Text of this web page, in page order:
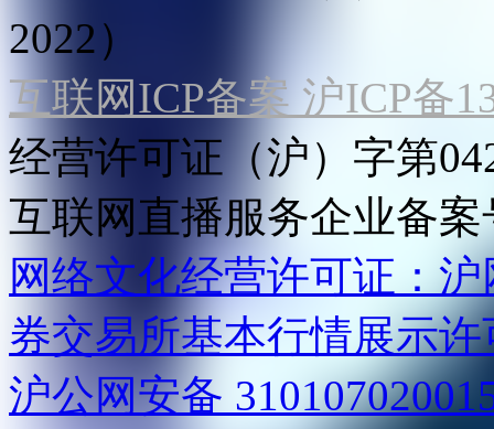
2022）
互联网ICP备案 沪ICP备
经营许可证（沪）字第
互联网直播服务企业备案
网络文化经营许可证：
券交易所基本行情展示许
沪公网安备